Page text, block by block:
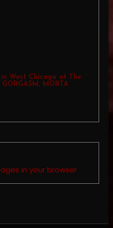
in West Chicago at The
MORTA
in your browser